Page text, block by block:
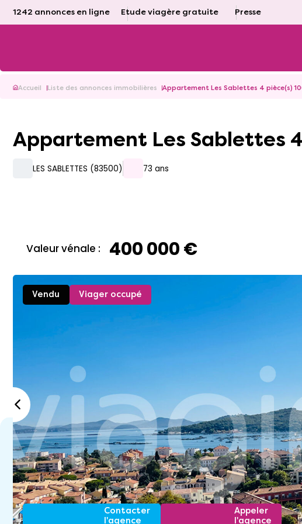
1242 annonces en ligne Etude viagère gratuite Presse
Accueil Liste des annonces immobilières Appartement Les Sablettes 4 pièce(s)
Appartement Les Sablettes
LES SABLETTES (83500) 73 ans
Valeur vénale : 400 000 €
Vendu Viager occupé
Contacter
l'agence
Appeler
l'agence